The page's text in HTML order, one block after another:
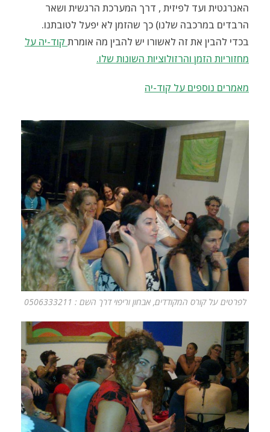
האנרגטית ועד לפיזית , דרך המערכת הרגשית ושאר
הרבדים במרכבה שלנו) כך שהזמן לא יפעל לטובתנו.
בכדי להבין את זה לאשורו יש להבין מה אומרת קוד-יה על
מחזוריות הזמן והרזולוציות השונות שלו.
מאמרים נוספים על קוד-יה
לפרטים על קורס המקודדים, אבחון וריפוי דרך השם : 0506333211